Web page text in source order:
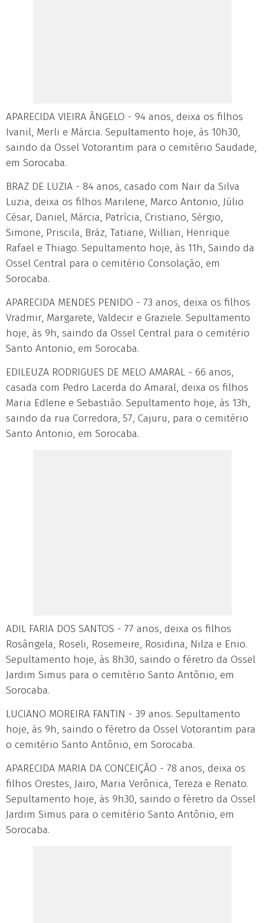
APARECIDA VIEIRA ÂNGELO - 94 anos, deixa os filhos
Ivanil, Merli e Márcia. Sepultamento hoje, às 10h30,
saindo da Ossel Votorantim para o cemitério Saudade,
em Sorocaba.
BRAZ DE LUZIA - 84 anos, casado com Nair da Silva
Luzia, deixa os filhos Marilene, Marco Antonio, Júlio
César, Daniel, Márcia, Patrícia, Cristiano, Sérgio,
Simone, Priscila, Bráz, Tatiane, Willian, Henrique
Rafael e Thiago. Sepultamento hoje, às 11h, Saindo da
Ossel Central para o cemitério Consolação, em
Sorocaba.
APARECIDA MENDES PENIDO - 73 anos, deixa os filhos
Vradmir, Margarete, Valdecir e Graziele. Sepultamento
hoje, às 9h, saindo da Ossel Central para o cemitério
Santo Antonio, em Sorocaba.
EDILEUZA RODRIGUES DE MELO AMARAL - 66 anos,
casada com Pedro Lacerda do Amaral, deixa os filhos
Maria Edlene e Sebastião. Sepultamento hoje, às 13h,
saindo da rua Corredora, 57, Cajuru, para o cemitério
Santo Antonio, em Sorocaba.
ADIL FARIA DOS SANTOS - 77 anos, deixa os filhos
Rosângela, Roseli, Rosemeire, Rosidina, Nilza e Enio.
Sepultamento hoje, às 8h30, saindo o féretro da Ossel
Jardim Simus para o cemitério Santo Antônio, em
Sorocaba.
LUCIANO MOREIRA FANTIN - 39 anos. Sepultamento
hoje, às 9h, saindo o féretro da Ossel Votorantim para
o cemitério Santo Antônio, em Sorocaba.
APARECIDA MARIA DA CONCEIÇÃO - 78 anos, deixa os
filhos Orestes, Jairo, Maria Verônica, Tereza e Renato.
Sepultamento hoje, às 9h30, saindo o féretro da Ossel
Jardim Simus para o cemitério Santo Antônio, em
Sorocaba.